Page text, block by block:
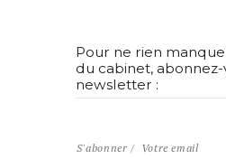
Pour ne rien
du cabinet, abonnez-
newsletter :